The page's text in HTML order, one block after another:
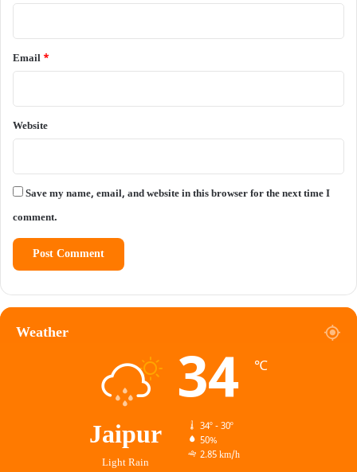
Email *
Website
Save my name, email, and website in this browser for the next time I
comment.
Weather
Jaipur
Light Rain
34 ℃
34º - 30º
50%
2.85 km/h